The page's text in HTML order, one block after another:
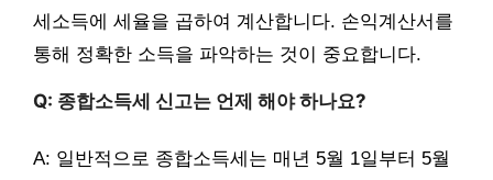
세소득에 세율을 곱하여 계산합니다. 손익계산서를
통해 정확한 소득을 파악하는 것이 중요합니다.
Q: 종합소득세 신고는 언제 해야 하나요?
A: 일반적으로 종합소득세는 매년 5월 1일부터 5월